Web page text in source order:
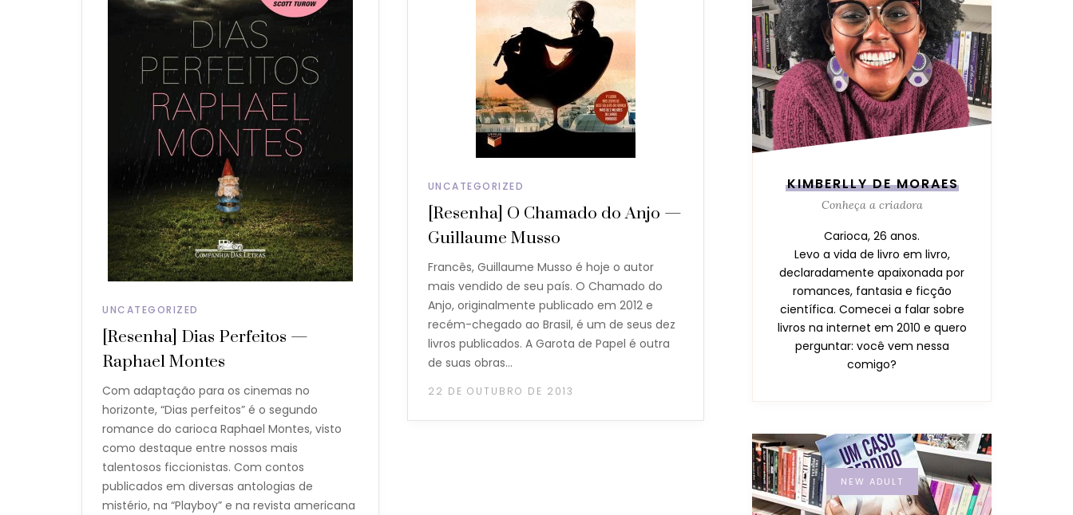
UNCATEGORIZED
[Resenha] Dias Perfeitos —
Raphael Montes
Com adaptação para os cinemas no
horizonte, “Dias perfeitos” é o segundo
romance do carioca Raphael Montes, visto
como destaque entre nossos mais
talentosos ficcionistas. Com contos
publicados em diversas antologias de
mistério, na “Playboy” e na revista americana
UNCATEGORIZED
[Resenha] O Chamado do Anjo —
Guillaume Musso
Francês, Guillaume Musso é hoje o autor
mais vendido de seu país. O Chamado do
Anjo, originalmente publicado em 2012 e
recém-chegado ao Brasil, é um de seus dez
livros publicados. A Garota de Papel é outra
de suas obras…
22 DE OUTUBRO DE 2013
KIMBERLLY DE MORAES
Conheça a criadora
Carioca, 26 anos.
Levo a vida de livro em livro,
declaradamente apaixonada por
romances, fantasia e ficção
científica. Comecei a falar sobre
livros na internet em 2010 e quero
perguntar: você vem nessa
comigo?
NEW ADULT